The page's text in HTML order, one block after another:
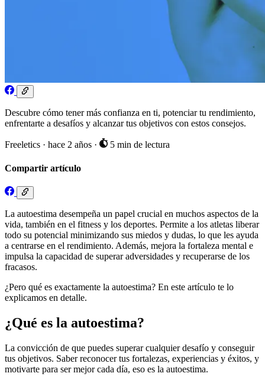
Descubre cómo tener más confianza en ti, potenciar tu rendimiento,
enfrentarte a desafíos y alcanzar tus objetivos con estos consejos.
Freeletics · hace 2 años · 5 min de lectura
Compartir artículo
La autoestima desempeña un papel crucial en muchos aspectos de la
vida, también en el fitness y los deportes. Permite a los atletas liberar
todo su potencial minimizando sus miedos y dudas, lo que les ayuda
a centrarse en el rendimiento. Además, mejora la fortaleza mental e
impulsa la capacidad de superar adversidades y recuperarse de los
fracasos.
¿Pero qué es exactamente la autoestima? En este artículo te lo
explicamos en detalle.
¿Qué es la autoestima?
La convicción de que puedes superar cualquier desafío y conseguir
tus objetivos. Saber reconocer tus fortalezas, experiencias y éxitos, y
motivarte para ser mejor cada día, eso es la autoestima.